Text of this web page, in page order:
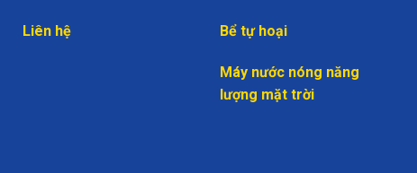
Liên hệ Bể tự hoại
Máy nước nóng năng
lượng mặt trời